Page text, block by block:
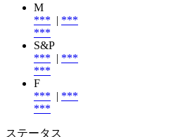
M
*** | ***
***
S&P
*** | ***
***
F
*** | ***
***
ステータス